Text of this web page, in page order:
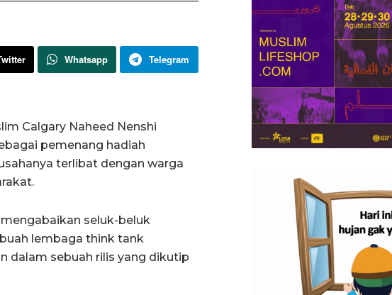
Whatsapp Telegram
Calgary Naheed Nenshi
pemenang hadiah
terlibat dengan warga
seluk-beluk
lembaga think tank
dalam sebuah rilis yang dikutip